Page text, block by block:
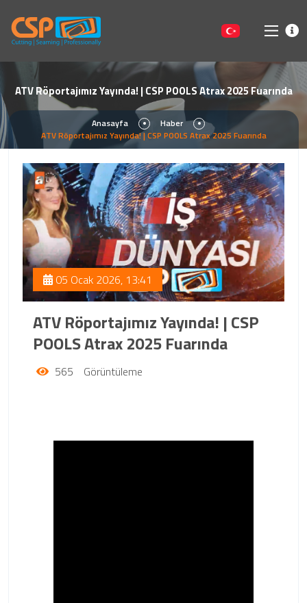
ATV Röportajımız Yayında! | CSP POOLS Atrax 2025 Fuarında
Anasayfa
Haber
ATV Röportajımız Yayında! | CSP POOLS Atrax 2025 Fuarında
05 Ocak 2026, 13:41
ATV Röportajımız Yayında! | CSP
POOLS Atrax 2025 Fuarında
565 Görüntüleme